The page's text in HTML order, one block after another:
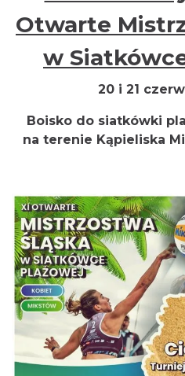
Koncert na głos i
Maciej Zakrzewski
0.74 km
Cieszyn
0.88 km
Cieszyn
Otwarte
w
20 i 21
Boisko do siatkówki
na terenie Kąpieliska